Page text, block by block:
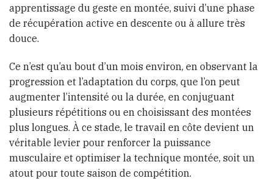
apprentissage du geste en montée, suivi d’une phase
de récupération active en descente ou à allure très
douce.
Ce n’est qu’au bout d’un mois environ, en observant la
progression et l’adaptation du corps, que l’on peut
augmenter l’intensité ou la durée, en conjuguant
plusieurs répétitions ou en choisissant des montées
plus longues. À ce stade, le travail en côte devient un
véritable levier pour renforcer la puissance
musculaire et optimiser la technique montée, soit un
atout pour toute saison de compétition.